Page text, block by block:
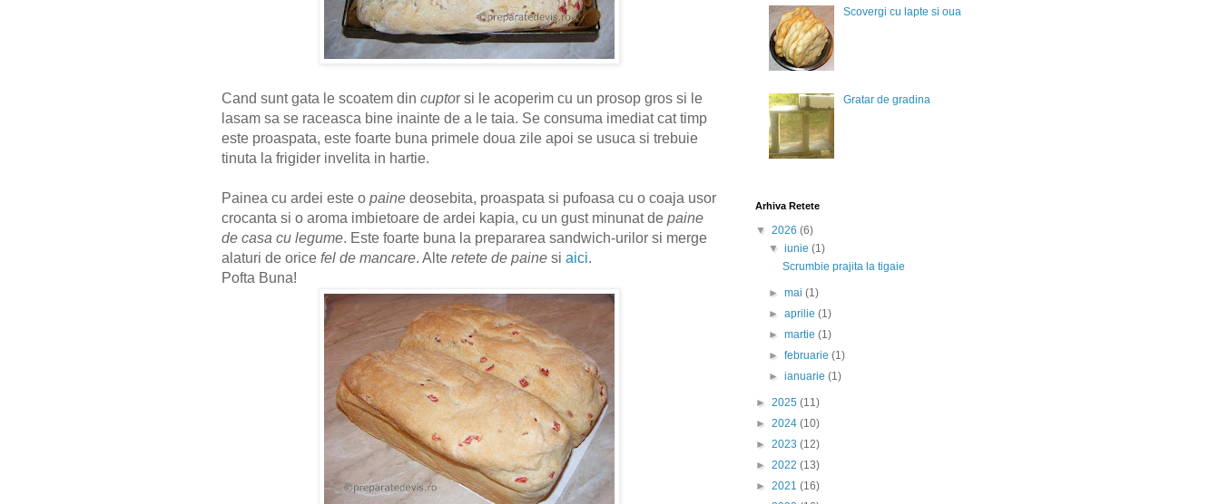
Cand sunt gata le scoatem din cuptor si le acoperim cu un prosop gros si le
lasam sa se raceasca bine inainte de a le taia. Se consuma imediat cat timp
este proaspata, este foarte buna primele doua zile apoi se usuca si trebuie
tinuta la frigider invelita in hartie.
Painea cu ardei este o paine deosebita, proaspata si pufoasa cu o coaja usor
crocanta si o aroma imbietoare de ardei kapia, cu un gust minunat de paine
de casa cu legume. Este foarte buna la prepararea sandwich-urilor si merge
alaturi de orice fel de mancare. Alte retete de paine si aici.
Pofta Buna!
Scovergi cu lapte si oua
Gratar de gradina
Arhiva Retete
▼ 2026 (6)
▼iunie(1)
Scrumbie prajita la tigaie
►mai(1)
►aprilie(1)
►martie(1)
►februarie(1)
►ianuarie(1)
► 2025 (11)
► 2024 (10)
► 2023 (12)
► 2022 (13)
► 2021 (16)